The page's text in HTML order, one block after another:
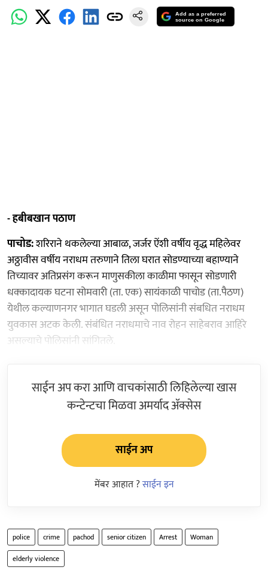
Add as a preferred
source on Google
- हबीबखान पठाण
पाचोड:शरिराने थकलेल्या आबाळ, जर्जर ऐंशी वर्षीय वृद्ध महिलेवर
अठ्ठावीस वर्षीय नराधम तरुणाने तिला घरात सोडण्याच्या बहाण्याने
तिच्यावर अतिप्रसंग करून माणुसकीला काळीमा फासून सोडणारी
धक्कादायक घटना सोमवारी (ता. एक) सायंकाळी पाचोड (ता.पैठण)
येथील कल्याणनगर भागात घडली असून पोलिसांनी संबधित नराधम
युवकास अटक केली. संबंधित नराधमाचे नाव रोहन साहेबराव आहिरे
असल्याचे पोलिसांनी सांगितले.
साईन अप करा आणि वाचकांसाठी लिहिलेल्या खास
कन्टेन्टचा मिळवा अमर्याद ॲक्सेस
साईन अप
मेंबर आहात ?साईन इन
police crime pachod senior citizen Arrest
Woman
elderly violence